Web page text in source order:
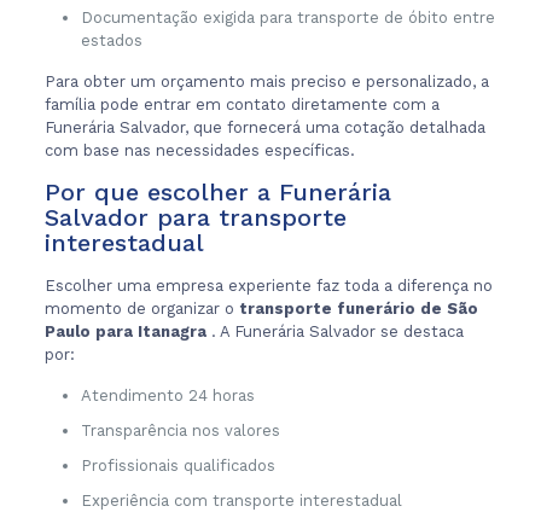
Documentação exigida para transporte de óbito entre
estados
Para obter um orçamento mais preciso e personalizado, a
família pode entrar em contato diretamente com a
Funerária Salvador, que fornecerá uma cotação detalhada
com base nas necessidades específicas.
Por que escolher a Funerária
Salvador para transporte
interestadual
Escolher uma empresa experiente faz toda a diferença no
momento de organizar o transporte funerário de São
Paulo para Itanagra . A Funerária Salvador se destaca
por:
Atendimento 24 horas
Transparência nos valores
Profissionais qualificados
Experiência com transporte interestadual